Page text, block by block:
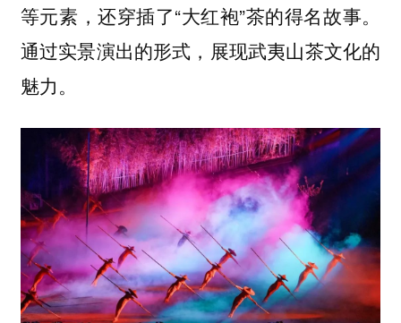
等元素，还穿插了“大红袍”茶的得名故事。
通过实景演出的形式，展现武夷山茶文化的
魅力。